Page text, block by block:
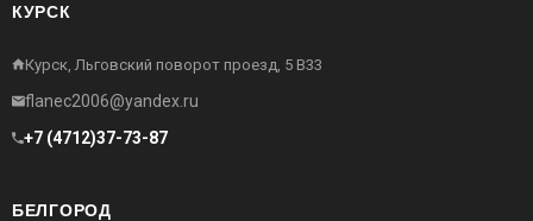
КУРСК
Курск, Льговский поворот проезд, 5 В33
flanec2006@yandex.ru
+7 (4712)37-73-87
БЕЛГОРОД